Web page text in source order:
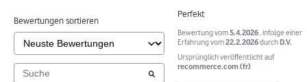
Bewertungen sortieren
Perfekt
Bewertung vom5.4.2026 , infolge einer
Erfahrung vom22.2.2026durch D.V.
Ursprünglich veröffentlicht auf
recommerce.com (fr)